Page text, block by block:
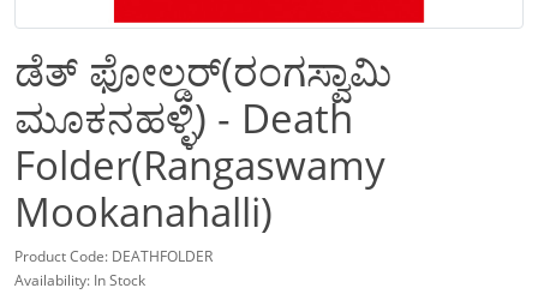
ಡೆತ್‌ ಫೋಲ್ಡರ್‌(ರಂಗಸ್ವಾಮಿ
ಮೂಕನಹಳ್ಳಿ) - Death
Folder(Rangaswamy
Mookanahalli)
Product Code: DEATHFOLDER
Availability: In Stock